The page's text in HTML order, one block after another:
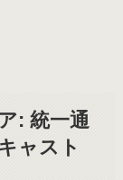
: 統一通
ャスト